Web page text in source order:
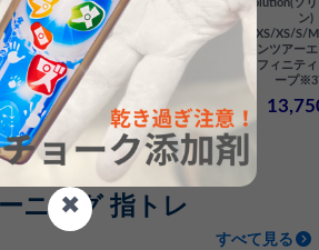
✖
) 35/45/60L ※プ
様 ※高耐久素材
自立型楕円底
22,000円
Women's Solution(ウィ
メンズ ソリューショ
ン) XXS/XS/S/M/L ※
オールラウンド ※高耐
久 378g
13,750円
Solution(ソ
ン)
XXS/XS/S/
コンツアー
ンフィニテ
ープ
ニング 指トレ
すべて見る